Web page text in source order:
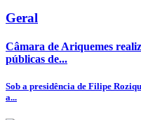
Geral
Câmara de Ariquemes
públicas de...
Sob a presidência de Filipe
a...